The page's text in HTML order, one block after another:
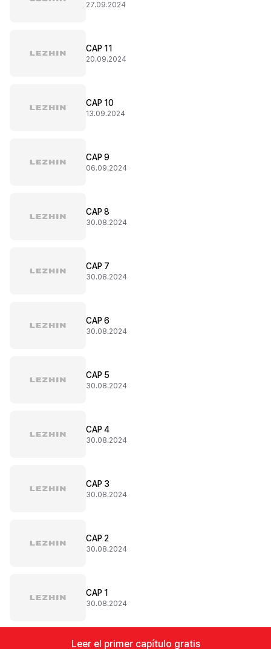
27.09.2024
CAP 11
20.09.2024
CAP 10
13.09.2024
CAP 9
06.09.2024
CAP 8
30.08.2024
CAP 7
30.08.2024
CAP 6
30.08.2024
CAP 5
30.08.2024
CAP 4
30.08.2024
CAP 3
30.08.2024
CAP 2
30.08.2024
CAP 1
30.08.2024
Leer el primer capítulo gratis